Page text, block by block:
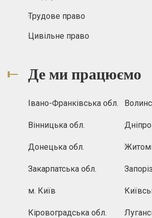
Трудове право
Цивільне право
Де ми працюємо
Івано-Франківська обл.
Вінницька обл.
Донецька обл.
Закарпатська обл.
м. Київ
Кіровоградська обл.